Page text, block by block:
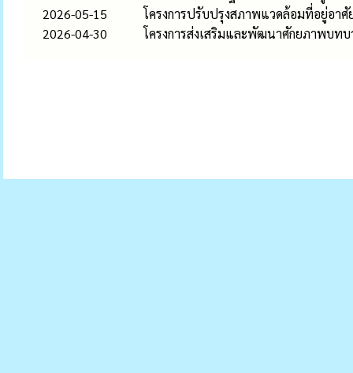
2026-05-15
โครงการปรับปรุงสภาพแวดล้อมที่อยู่อา
2026-04-30
โครงการส่งเสริมและพัฒนาศักยภาพบท